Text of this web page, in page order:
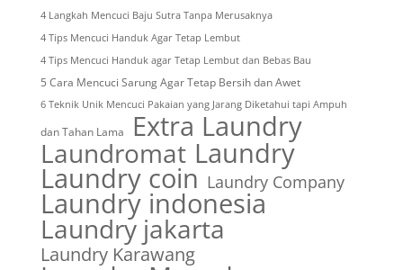
4 Langkah Mencuci Baju Sutra Tanpa Merusaknya
4 Tips Mencuci Handuk Agar Tetap Lembut
4 Tips Mencuci Handuk agar Tetap Lembut dan Bebas Bau
5 Cara Mencuci Sarung Agar Tetap Bersih dan Awet
6 Teknik Unik Mencuci Pakaian yang Jarang Diketahui tapi Ampuh
dan Tahan Lama Extra Laundry
Laundromat Laundry
Laundry coin Laundry Company
Laundry indonesia
Laundry jakarta
Laundry Karawang